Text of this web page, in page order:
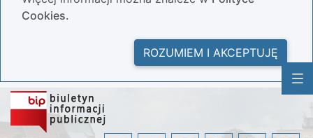
Cookies.
ROZUMIEM I AKCEPTUJĘ